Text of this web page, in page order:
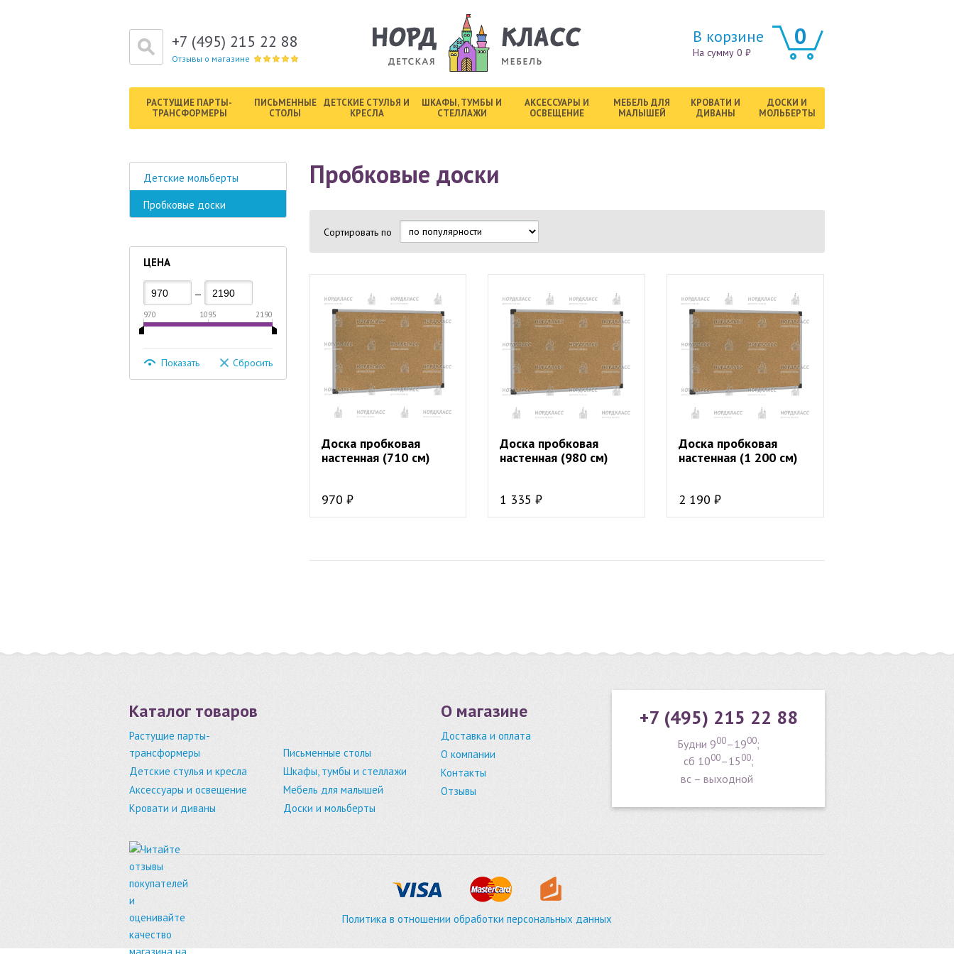
+7 (495) 215 22 88
Отзывы о магазине
В корзине
На сумму 0 ₽
0
РАСТУЩИЕ ПАРТЫ-
ТРАНСФОРМЕРЫ
ПИСЬМЕННЫЕ
СТОЛЫ
ДЕТСКИЕ СТУЛЬЯ И
КРЕСЛА
ШКАФЫ, ТУМБЫ И
СТЕЛЛАЖИ
АКСЕССУАРЫ И
ОСВЕЩЕНИЕ
МЕБЕЛЬ ДЛЯ
МАЛЫШЕЙ
КРОВАТИ И
ДИВАНЫ
ДОСКИ И
МОЛЬБЕРТЫ
Детские мольберты
Пробковые доски
ЦЕНА
—
970 1095 2190
Показать Сбросить
Пробковые доски
Сортировать по
Доска пробковая
настенная (710 см)
970 ₽
Доска пробковая
настенная (980 см)
1 335 ₽
Доска пробковая
настенная (1 200 см)
2 190 ₽
Каталог товаров
Растущие парты-
трансформеры
Письменные столы
Детские стулья и кресла
Шкафы, тумбы и стеллажи
Аксессуары и освещение
Мебель для малышей
Кровати и диваны
Доски и мольберты
О магазине
Доставка и оплата
О компании
Контакты
Отзывы
+7 (495) 215 22 88
Будни 900–1900;
сб 1000–1500;
вс – выходной
Политика в отношении обработки персональных данных